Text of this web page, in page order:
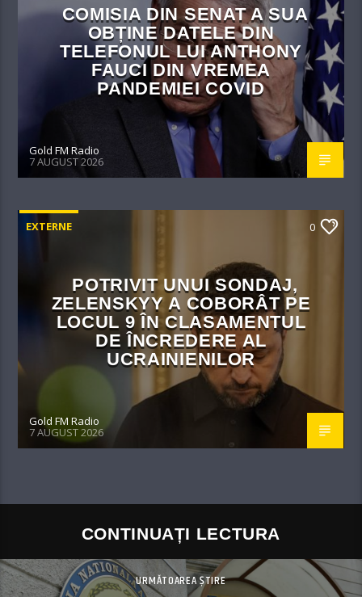
COMISIA DIN SENAT A SUA
OBȚINE DATELE DIN
TELEFONUL LUI ANTHONY
FAUCI DIN VREMEA
PANDEMIEI COVID
Gold FM Radio
7 AUGUST 2026
EXTERNE 0
POTRIVIT UNUI SONDAJ,
ZELENSKYY A COBORÂT PE
LOCUL 9 ÎN CLASAMENTUL
DE ÎNCREDERE AL
UCRAINIENILOR
Gold FM Radio
7 AUGUST 2026
CONTINUAȚI LECTURA
URMĂTOAREA ȘTIRE